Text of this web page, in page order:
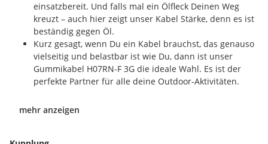
einsatzbereit. Und falls mal ein Ölfleck Deinen Weg
kreuzt – auch hier zeigt unser Kabel Stärke, denn es ist
beständig gegen Öl.
Kurz gesagt, wenn Du ein Kabel brauchst, das genauso
vielseitig und belastbar ist wie Du, dann ist unser
Gummikabel H07RN-F 3G die ideale Wahl. Es ist der
perfekte Partner für alle deine Outdoor-Aktivitäten.
mehr anzeigen